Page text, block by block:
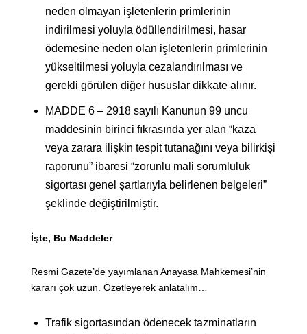
neden olmayan işletenlerin primlerinin
indirilmesi yoluyla ödüllendirilmesi, hasar
ödemesine neden olan işletenlerin primlerinin
yükseltilmesi yoluyla cezalandırılması ve
gerekli görülen diğer hususlar dikkate alınır.
MADDE 6 – 2918 sayılı Kanunun 99 uncu
maddesinin birinci fıkrasında yer alan “kaza
veya zarara ilişkin tespit tutanağını veya bilirkişi
raporunu” ibaresi “zorunlu mali sorumluluk
sigortası genel şartlarıyla belirlenen belgeleri”
şeklinde değiştirilmiştir.
İşte, Bu Maddeler
Resmi Gazete’de yayımlanan Anayasa Mahkemesi’nin
kararı çok uzun. Özetleyerek anlatalım…
Trafik sigortasından ödenecek tazminatların